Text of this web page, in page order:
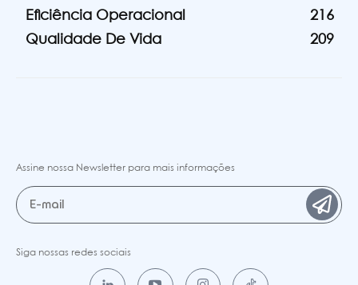
Eficiência Operacional
216
Qualidade De Vida
209
Assine nossa Newsletter para mais informações
Siga nossas redes sociais